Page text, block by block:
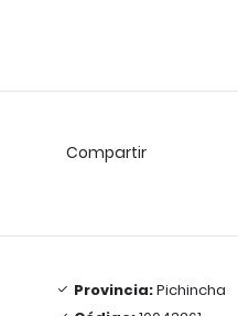
Compartir
Provincia:Pichincha